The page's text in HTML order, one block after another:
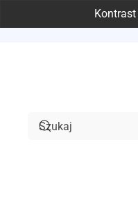
Kontrast